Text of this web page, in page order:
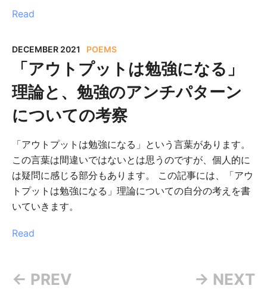
Read
DECEMBER 2021 POEMS
「アウトプットは勉強になる」
理論と、勉強のアンチパターン
についての考察
「アウトプットは勉強になる」という言葉があります。
この言葉は間違いではないとは思うのですが、個人的に
は疑問に感じる部分もあります。 この記事には、「アウ
トプットは勉強になる」理論についての自分の考えを書
いていきます。
Read
← PREV → NEXT